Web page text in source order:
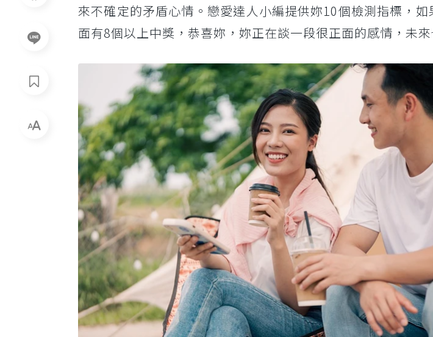
來不確定的矛盾心情。戀愛達人小編提供妳10個檢測指標，
面有8個以上中獎，恭喜妳，妳正在談一段很正面的感情，未來